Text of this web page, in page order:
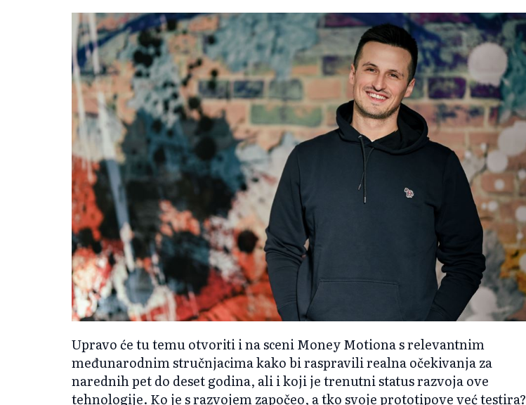
Upravo će tu temu otvoriti i na sceni Money Motiona s relevantnim
međunarodnim stručnjacima kako bi raspravili realna očekivanja za
narednih pet do deset godina, ali i koji je trenutni status razvoja ove
tehnologije. Ko je s razvojem započeo, a tko svoje prototipove već testira?